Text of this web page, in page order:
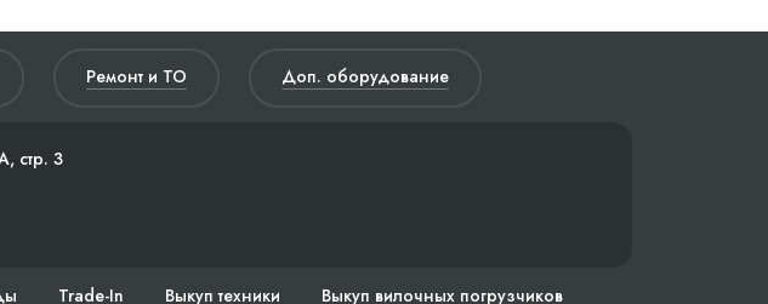
Ремонт и ТО Доп. оборудование
стр. 3
Trade-In Выкуп техники Выкуп вилочных погрузчиков